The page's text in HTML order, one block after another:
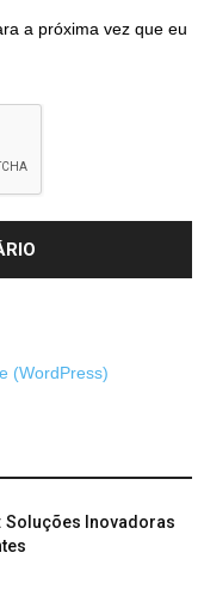
a próxima vez que eu
Inovadoras